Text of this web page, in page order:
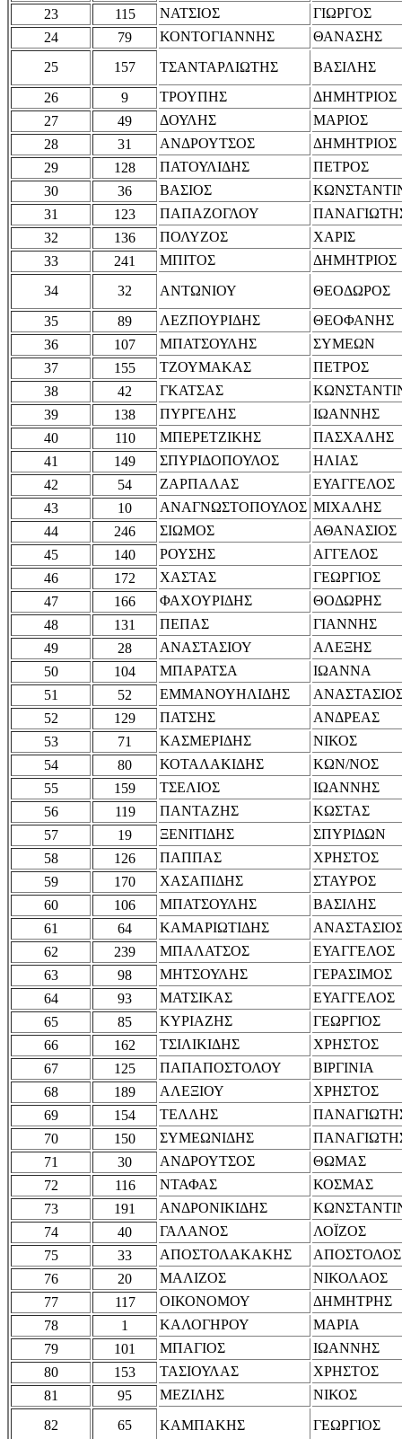
23
115 ΝΑΤΣΙΟΣ
ΓΙΩΡΓΟΣ
24
79 ΚΟΝΤΟΓΙΑΝΝΗΣ
ΘΑΝΑΣΗΣ
25
157 ΤΣΑΝΤΑΡΛΙΩΤΗΣ
ΒΑΣΙΛΗΣ
26
9 ΤΡΟΥΠΗΣ
ΔΗΜΗΤΡΙΟΣ
27
49 ΔΟΥΛΗΣ
ΜΑΡΙΟΣ
28
31 ΑΝΔΡΟΥΤΣΟΣ
ΔΗΜΗΤΡΙΟΣ
29
128 ΠΑΤΟΥΛΙΔΗΣ
ΠΕΤΡΟΣ
30
36 ΒΑΣΙΟΣ
31
123 ΠΑΠΑΖΟΓΛΟΥ
32
136 ΠΟΛΥΖΟΣ
ΧΑΡΙΣ
33
241 ΜΠΙΤΟΣ
ΔΗΜΗΤΡΙΟΣ
34
32 ΑΝΤΩΝΙΟΥ
ΘΕΟΔΩΡΟΣ
35
89 ΛΕΖΠΟΥΡΙΔΗΣ
ΘΕΟΦΑΝΗΣ
36
107 ΜΠΑΤΣΟΥΛΗΣ
ΣΥΜΕΩΝ
37
155 ΤΖΟΥΜΑΚΑΣ
ΠΕΤΡΟΣ
38
42 ΓΚΑΤΣΑΣ
39
138 ΠΥΡΓΕΛΗΣ
ΙΩΑΝΝΗΣ
40
110 ΜΠΕΡΕΤΖΙΚΗΣ
ΠΑΣΧΑΛΗΣ
41
149 ΣΠΥΡΙΔΟΠΟΥΛΟΣ
ΗΛΙΑΣ
42
54 ΖΑΡΠΑΛΑΣ
ΕΥΑΓΓΕΛΟΣ
43
10 ΑΝΑΓΝΩΣΤΟΠΟΥΛΟΣ ΜΙΧΑΛΗΣ
44
246 ΣΙΩΜΟΣ
ΑΘΑΝΑΣΙΟΣ
45
140 ΡΟΥΣΗΣ
ΑΓΓΕΛΟΣ
46
172 ΧΑΣΤΑΣ
ΓΕΩΡΓΙΟΣ
47
166 ΦΑΧΟΥΡΙΔΗΣ
ΘΟΔΩΡΗΣ
48
131 ΠΕΠΑΣ
ΓΙΑΝΝΗΣ
49
28 ΑΝΑΣΤΑΣΙΟΥ
ΑΛΕΞΗΣ
50
104 ΜΠΑΡΑΤΣΑ
ΙΩΑΝΝΑ
51
52 ΕΜΜΑΝΟΥΗΛΙΔΗΣ
52
129 ΠΑΤΣΗΣ
ΑΝΔΡΕΑΣ
53
71 ΚΑΣΜΕΡΙΔΗΣ
ΝΙΚΟΣ
54
80 ΚΟΤΑΛΑΚΙΔΗΣ
ΚΩΝ/ΝΟΣ
55
159 ΤΣΕΛΙΟΣ
ΙΩΑΝΝΗΣ
56
119 ΠΑΝΤΑΖΗΣ
ΚΩΣΤΑΣ
57
19 ΞΕΝΙΤΙΔΗΣ
ΣΠΥΡΙΔΩΝ
58
126 ΠΑΠΠΑΣ
ΧΡΗΣΤΟΣ
59
170 ΧΑΣΑΠΙΔΗΣ
ΣΤΑΥΡΟΣ
60
106 ΜΠΑΤΣΟΥΛΗΣ
ΒΑΣΙΛΗΣ
61
64 ΚΑΜΑΡΙΩΤΙΔΗΣ
62
239 ΜΠΑΛΑΤΣΟΣ
ΕΥΑΓΓΕΛΟΣ
63
98 ΜΗΤΣΟΥΛΗΣ
ΓΕΡΑΣΙΜΟΣ
64
93 ΜΑΤΣΙΚΑΣ
ΕΥΑΓΓΕΛΟΣ
65
85 ΚΥΡΙΑΖΗΣ
ΓΕΩΡΓΙΟΣ
66
162 ΤΣΙΛΙΚΙΔΗΣ
ΧΡΗΣΤΟΣ
67
125 ΠΑΠΑΠΟΣΤΟΛΟΥ
ΒΙΡΓΙΝΙΑ
68
189 ΑΛΕΞΙΟΥ
ΧΡΗΣΤΟΣ
69
154 ΤΕΛΛΗΣ
70
150 ΣΥΜΕΩΝΙΔΗΣ
71
30 ΑΝΔΡΟΥΤΣΟΣ
ΘΩΜΑΣ
72
116 ΝΤΑΦΑΣ
ΚΟΣΜΑΣ
73
191 ΑΝΔΡΟΝΙΚΙΔΗΣ
74
40 ΓΑΛΑΝΟΣ
ΛΟΪΖΟΣ
75
33 ΑΠΟΣΤΟΛΑΚΑΚΗΣ
ΑΠΟΣΤΟΛΟΣ
76
20 ΜΑΛΙΖΟΣ
ΝΙΚΟΛΑΟΣ
77
117 ΟΙΚΟΝΟΜΟΥ
ΔΗΜΗΤΡΗΣ
78
1 ΚΑΛΟΓΗΡΟΥ
ΜΑΡΙΑ
79
101 ΜΠΑΓΙΟΣ
ΙΩΑΝΝΗΣ
80
153 ΤΑΣΙΟΥΛΑΣ
ΧΡΗΣΤΟΣ
81
95 ΜΕΖΙΛΗΣ
ΝΙΚΟΣ
82
65 ΚΑΜΠΑΚΗΣ ΓΕΩΡΓΙΟΣ